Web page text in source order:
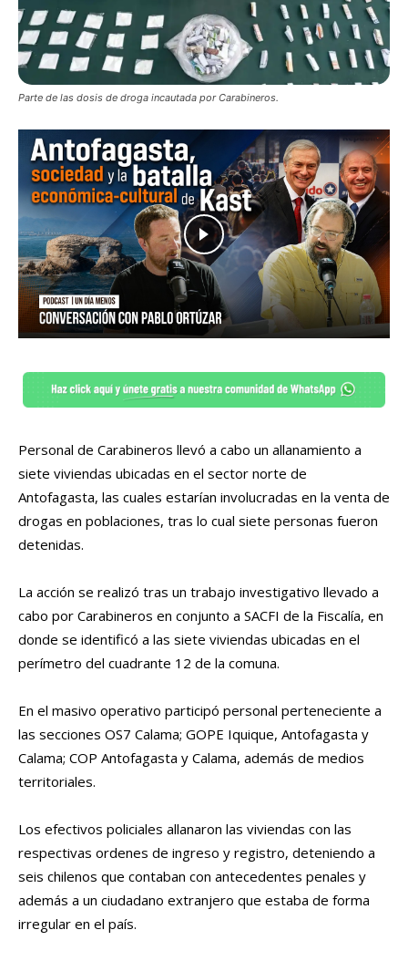
Parte de las dosis de droga incautada por Carabineros.
Personal de Carabineros llevó a cabo un allanamiento a
siete viviendas ubicadas en el sector norte de
Antofagasta, las cuales estarían involucradas en la venta de
drogas en poblaciones, tras lo cual siete personas fueron
detenidas.
La acción se realizó tras un trabajo investigativo llevado a
cabo por Carabineros en conjunto a SACFI de la Fiscalía, en
donde se identificó a las siete viviendas ubicadas en el
perímetro del cuadrante 12 de la comuna.
En el masivo operativo participó personal perteneciente a
las secciones OS7 Calama; GOPE Iquique, Antofagasta y
Calama; COP Antofagasta y Calama, además de medios
territoriales.
Los efectivos policiales allanaron las viviendas con las
respectivas ordenes de ingreso y registro, deteniendo a
seis chilenos que contaban con antecedentes penales y
además a un ciudadano extranjero que estaba de forma
irregular en el país.